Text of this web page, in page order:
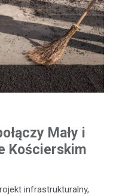
Mały i
Kościerskim
infrastrukturalny,